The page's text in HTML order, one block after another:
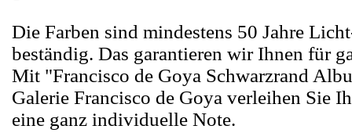
Die Farben sind mindestens 50 Jahre
beständig. Das garantieren wir Ihnen für
Mit "Francisco de Goya Schwarzrand
Galerie Francisco de Goya verleihen Sie
eine ganz individuelle Note.